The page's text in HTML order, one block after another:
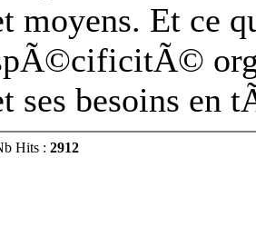
moyens. Et ce
ses besoins en
Hits : 2912